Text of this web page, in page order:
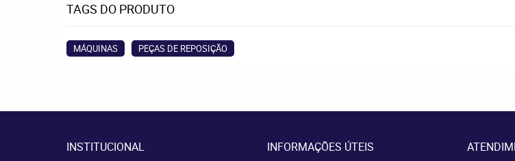
TAGS DO PRODUTO
MÁQUINAS PEÇAS DE REPOSIÇÃO
INSTITUCIONAL INFORMAÇÕES ÚTEIS